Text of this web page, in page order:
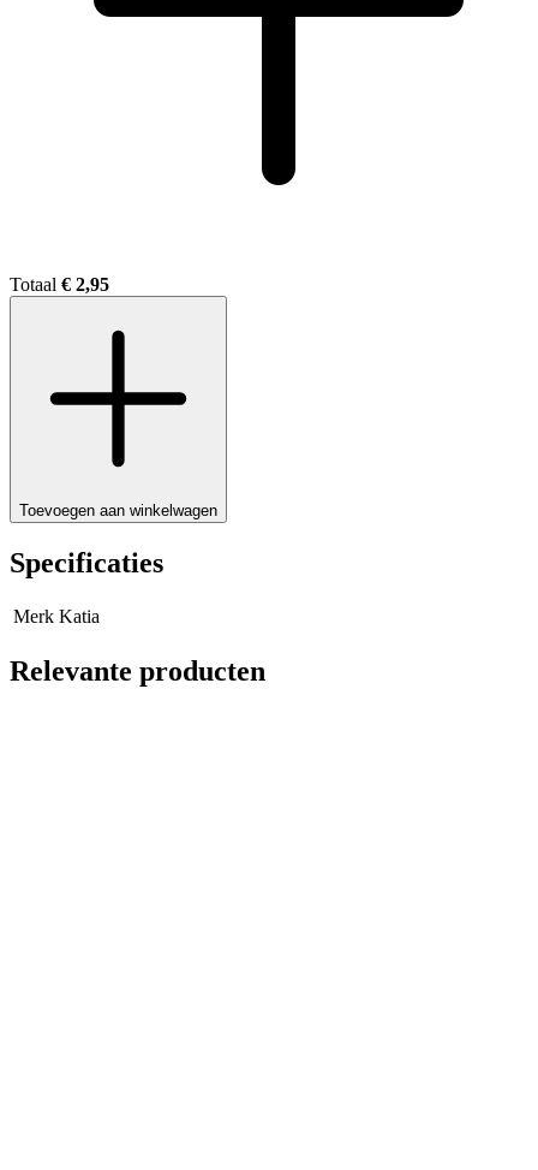
Totaal € 2,95
Toevoegen aan winkelwagen
Specificaties
Merk Katia
Relevante producten